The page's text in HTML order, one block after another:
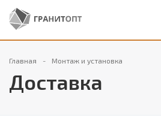
Главная Монтаж и установка
Доставка